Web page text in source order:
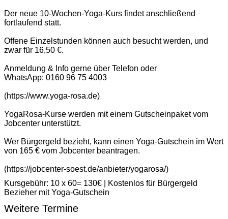
Der neue 10-Wochen-Yoga-Kurs findet anschließend
fortlaufend statt.
Offene Einzelstunden können auch besucht werden, und
zwar für 16,50 €.
Anmeldung & Info gerne über Telefon oder
WhatsApp: 0160 96 75 4003
(https://www.yoga-rosa.de)
YogaRosa-Kurse werden mit einem Gutscheinpaket vom
Jobcenter unterstützt.
Wer Bürgergeld bezieht, kann einen Yoga-Gutschein im Wert
von 165 € vom Jobcenter beantragen.
(https://jobcenter-soest.de/anbieter/yogarosa/)
Kursgebühr: 10 x 60= 130€ | Kostenlos für Bürgergeld
Bezieher mit Yoga-Gutschein
Weitere Termine